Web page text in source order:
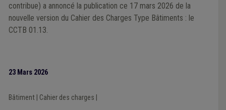
contribue) a annoncé la publication ce 17 mars 2026 de la
nouvelle version du Cahier des Charges Type Bâtiments : le
CCTB 01.13.
23 Mars 2026
Bâtiment| Cahier des charges